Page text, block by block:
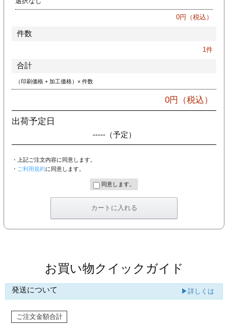
0円（税込）
件数
1件
合計
（印刷価格 + 加工価格）× 件数
0円（税込）
出荷予定日
-----（予定）
・上記ご注文内容に同意します。
・ ご利用規約に同意します。
同意します。
お買い物クイックガイド
発送について ▶詳しくは
ご注文金額合計